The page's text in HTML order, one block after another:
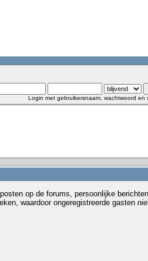
Login met gebruikersnaam, wachtwoord en
op de forums, persoonlijke
waardoor ongeregistreerde gasten